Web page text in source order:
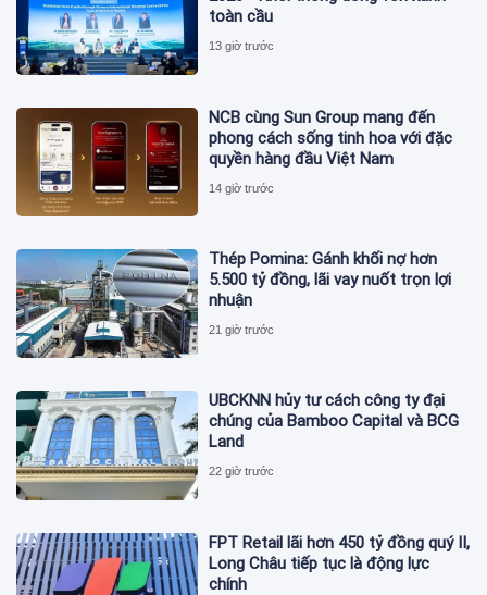
toàn cầu
13 giờ trước
NCB cùng Sun Group mang đến
phong cách sống tinh hoa với đặc
quyền hàng đầu Việt Nam
14 giờ trước
Thép Pomina: Gánh khối nợ hơn
5.500 tỷ đồng, lãi vay nuốt trọn lợi
nhuận
21 giờ trước
UBCKNN hủy tư cách công ty đại
chúng của Bamboo Capital và BCG
Land
22 giờ trước
FPT Retail lãi hơn 450 tỷ đồng quý II,
Long Châu tiếp tục là động lực
chính